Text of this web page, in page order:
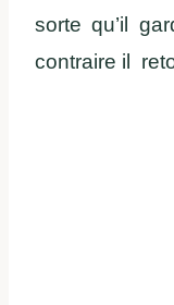
sorte qu’il
contraire il